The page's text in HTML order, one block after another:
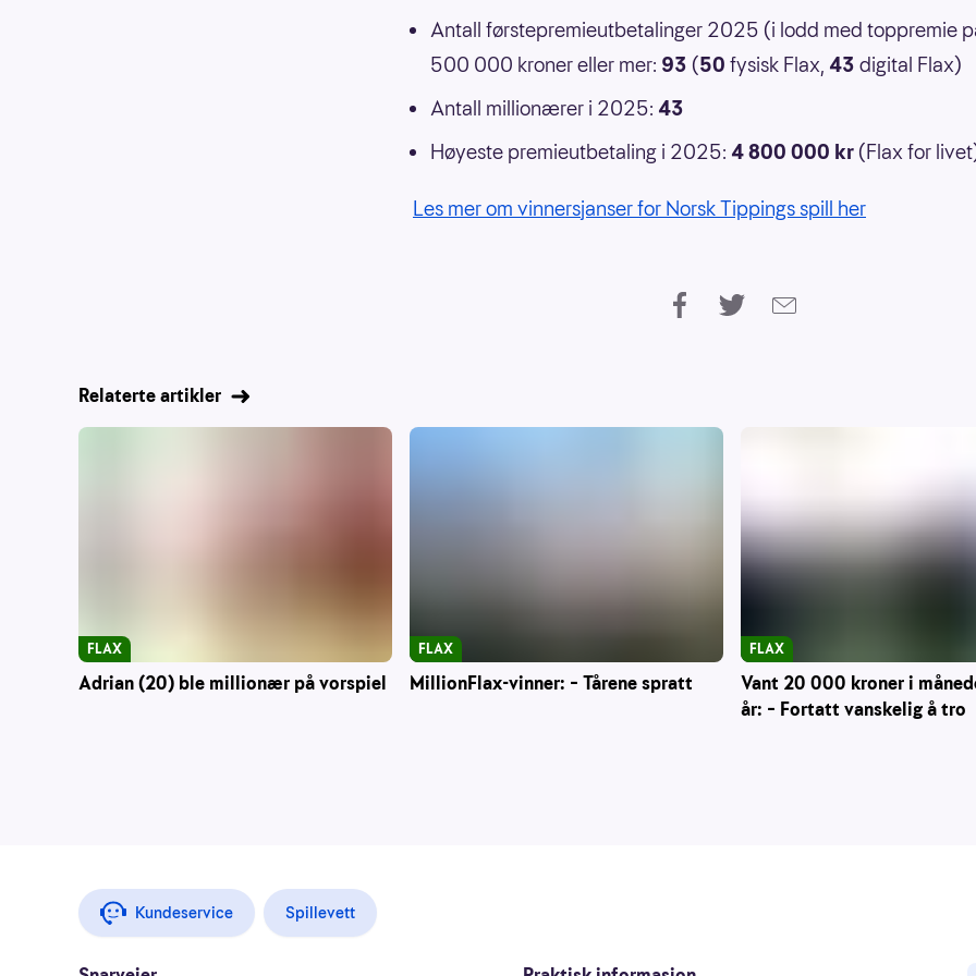
Antall førstepremieutbetalinger 2025 (i lodd med toppremie
500 000 kroner eller mer: 93 (50 fysisk Flax, 43 digital Flax)
Antall millionærer i 2025: 43
Høyeste premieutbetaling i 2025: 4 800 000 kr (Flax for
Les mer om vinnersjanser for Norsk Tippings spill her
Relaterte artikler
Adrian (20) ble millionær på vorspiel
FLAX
MillionFlax-vinner: – Tårene spratt
FLAX
Vant 20 000 kroner i
år: – Fortatt vanskelig å tro
FLAX
Kundeservice Spillevett